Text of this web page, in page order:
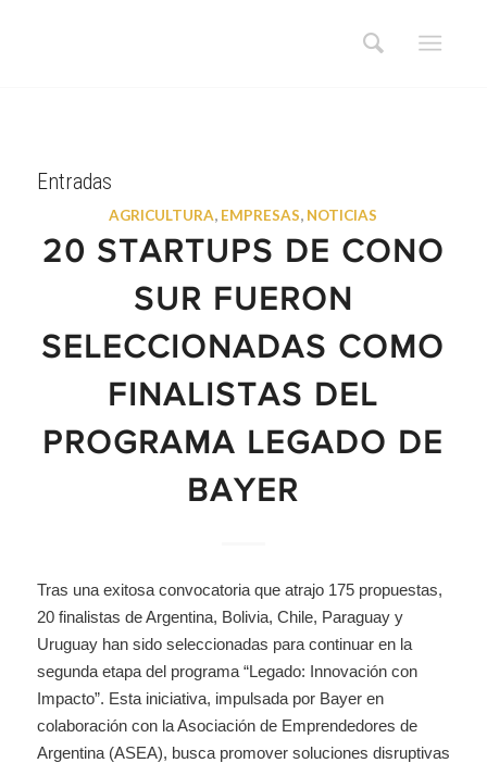
Entradas
AGRICULTURA, EMPRESAS, NOTICIAS
20 STARTUPS DE CONO
SUR FUERON
SELECCIONADAS COMO
FINALISTAS DEL
PROGRAMA LEGADO DE
BAYER
Tras una exitosa convocatoria que atrajo 175 propuestas,
20 finalistas de Argentina, Bolivia, Chile, Paraguay y
Uruguay han sido seleccionadas para continuar en la
segunda etapa del programa “Legado: Innovación con
Impacto”. Esta iniciativa, impulsada por Bayer en
colaboración con la Asociación de Emprendedores de
Argentina (ASEA), busca promover soluciones disruptivas